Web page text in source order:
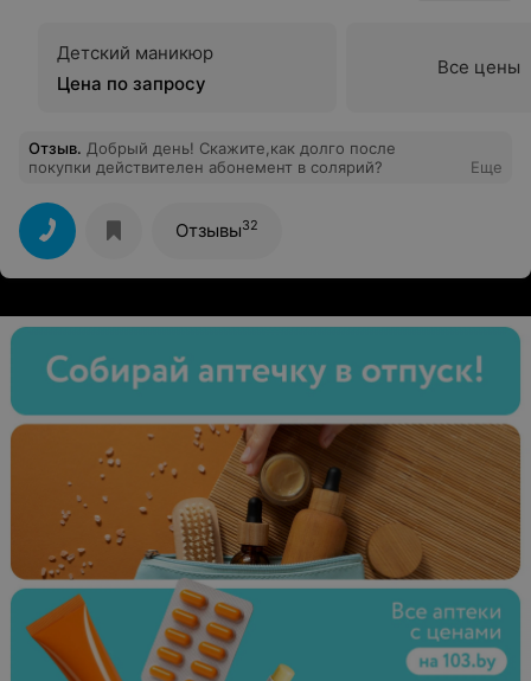
Детский маникюр
Цена по запросу
Все цены
Отзыв. Добрый день! Скажите,как долго после
покупки действителен абонемент в солярий?
Еще
Отзывы32